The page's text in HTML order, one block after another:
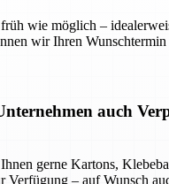
wie möglich –
wir Ihren
auch
gerne Kartons,
Verfügung – auf Wunsch